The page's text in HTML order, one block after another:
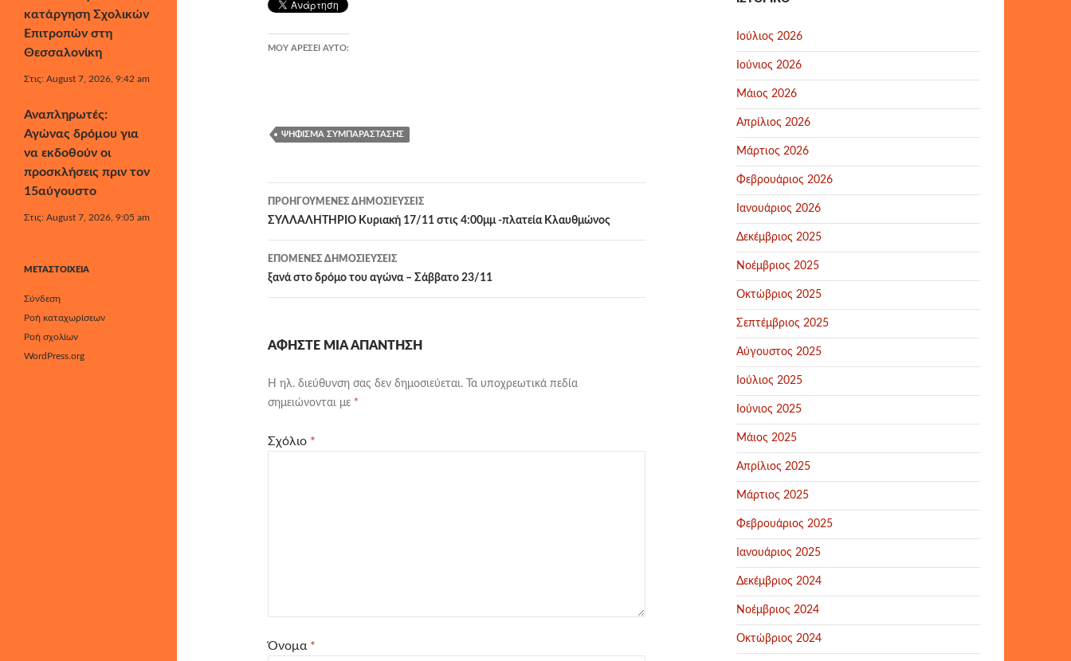
ΜΟΥ ΑΡΈΣΕΙ ΑΥΤΌ:
ΨΉΦΙΣΜΑ ΣΥΜΠΑΡΆΣΤΑΣΗΣ
Πλοήγηση
άρθρων
ΠΡΟΗΓΟΎΜΕΝΕΣ ΔΗΜΟΣΙΕΎΣΕΙΣ
ΣΥΛΛΑΛΗΤΗΡΙΟ Κυριακή 17/11 στις 4:00μμ -πλατεία Κλαυθμώνος
ΕΠΌΜΕΝΕΣ ΔΗΜΟΣΙΕΎΣΕΙΣ
ξανά στο δρόμο του αγώνα – Σάββατο 23/11
ΑΦΉΣΤΕ ΜΙΑ ΑΠΆΝΤΗΣΗ
Η ηλ. διεύθυνση σας δεν δημοσιεύεται.
Τα υποχρεωτικά πεδία
σημειώνονται με *
Σχόλιο *
Όνομα *
Ιούλιος 2026
Ιούνιος 2026
Μάιος 2026
Απρίλιος 2026
Μάρτιος 2026
Φεβρουάριος 2026
Ιανουάριος 2026
Δεκέμβριος 2025
Νοέμβριος 2025
Οκτώβριος 2025
Σεπτέμβριος 2025
Αύγουστος 2025
Ιούλιος 2025
Ιούνιος 2025
Μάιος 2025
Απρίλιος 2025
Μάρτιος 2025
Φεβρουάριος 2025
Ιανουάριος 2025
Δεκέμβριος 2024
Νοέμβριος 2024
Οκτώβριος 2024
κατάργηση Σχολικών
Επιτροπών στη
Θεσσαλονίκη
Στις: August 7, 2026, 9:42 am
Αναπληρωτές:
Αγώνας δρόμου για
να εκδοθούν οι
προσκλήσεις πριν τον
15αύγουστο
Στις: August 7, 2026, 9:05 am
ΜΕΤΑΣΤΟΙΧΕΊΑ
Σύνδεση
Ροή καταχωρίσεων
Ροή σχολίων
WordPress.org